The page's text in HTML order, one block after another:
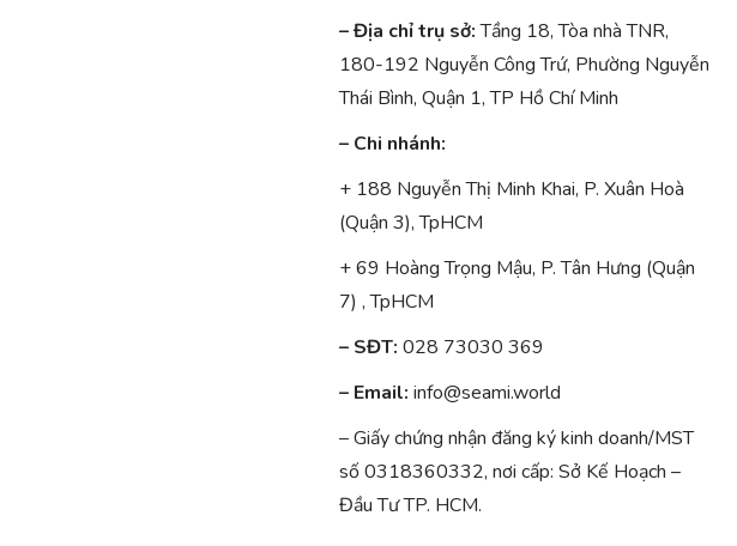
– Địa chỉ trụ sở:Tầng 18, Tòa nhà TNR,
180-192 Nguyễn Công Trứ, Phường Nguyễn
Thái Bình, Quận 1, TP Hồ Chí Minh
– Chi nhánh:
+ 188 Nguyễn Thị Minh Khai, P. Xuân Hoà
(Quận 3), TpHCM
+ 69 Hoàng Trọng Mậu, P. Tân Hưng (Quận
7) , TpHCM
– SĐT: 028 73030 369
– Email: info@seami.world
– Giấy chứng nhận đăng ký kinh doanh/MST
số 0318360332, nơi cấp: Sở Kế Hoạch –
Đầu Tư TP. HCM.